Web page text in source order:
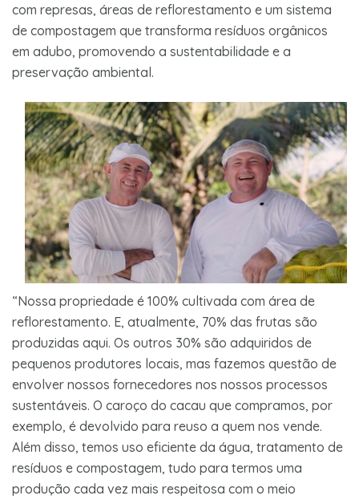
com represas, áreas de reflorestamento e um sistema
de compostagem que transforma resíduos orgânicos
em adubo, promovendo a sustentabilidade e a
preservação ambiental.
“Nossa propriedade é 100% cultivada com área de
reflorestamento. E, atualmente, 70% das frutas são
produzidas aqui. Os outros 30% são adquiridos de
pequenos produtores locais, mas fazemos questão de
envolver nossos fornecedores nos nossos processos
sustentáveis. O caroço do cacau que compramos, por
exemplo, é devolvido para reuso a quem nos vende.
Além disso, temos uso eficiente da água, tratamento de
resíduos e compostagem, tudo para termos uma
produção cada vez mais respeitosa com o meio